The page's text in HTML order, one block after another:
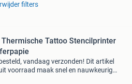
filters
Thermische Tattoo Stencilprinter
vandaag verzonden! Dit artikel
voorraad maak snel en nauwkeurig